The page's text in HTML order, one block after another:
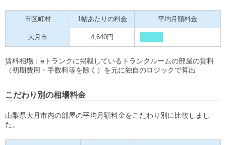
市区町村 1帖あたりの料金 平均月額料金
大月市 4,640円
賃料相場：eトランクに掲載しているトランクルームの部屋の賃料
（初期費用・手数料等を除く）を元に独自のロジックで算出
こだわり別の相場料金
山梨県大月市内の部屋の平均月額料金をこだわり別に比較しまし
た。